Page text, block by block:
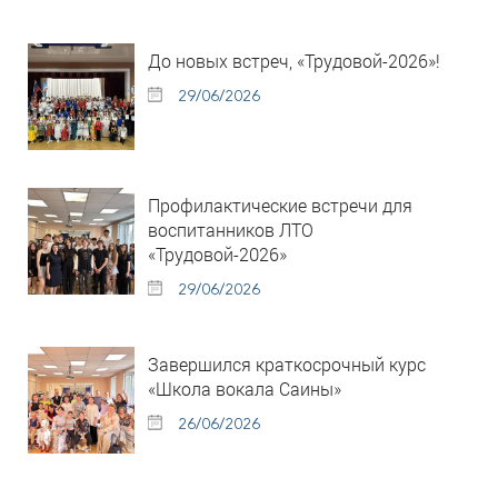
До новых встреч, «Трудовой-2026»!
29/06/2026
Профилактические встречи для
воспитанников ЛТО
«Трудовой-2026»
29/06/2026
Завершился краткосрочный курс
«Школа вокала Саины»
26/06/2026